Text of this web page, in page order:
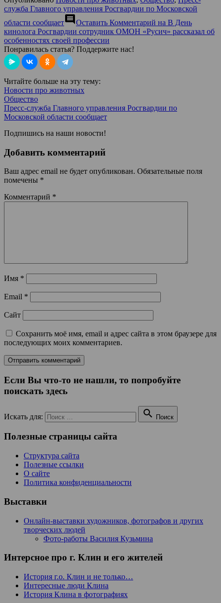
служба Главного управления Росгвардии по Московской
области сообщаетcomment Оставить Комментарий на В День
кинолога Росгвардии сотрудник ОМОН «Русич» рассказал об
особенностях своей профессии
Понравилась статья? Поддержите нас!
Читайте больше на эту тему:
Новости про животных
Общество
Пресс-служба Главного управления Росгвардии по
Московской области сообщает
Подпишись на наши новости!
Добавить комментарий
Ваш адрес email не будет опубликован. Обязательные поля
помечены *
Комментарий *
Имя *
Email *
Сайт
Сохранить моё имя, email и адрес сайта в этом браузере для
последующих моих комментариев.
Если Вы что-то не нашли, то попробуйте
поискать здесь
Искать для:  Поиск
Полезные страницы сайта
Структура сайта
Полезные ссылки
О сайте
Политика конфиденциальности
Выставки
Онлайн-выставки художников, фотографов и других
творческих людей
Фото-работы Василия Кузьмина
Интерсное про г. Клин и его жителей
История г.о. Клин и не только…
Интересные люди Клина
История Клина в фотографиях